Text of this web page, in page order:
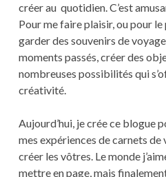
créer au quotidien. C’est
Pour me faire plaisir, ou pour
garder des souvenirs de
moments passés, créer des
nombreuses possibilités qui
créativité.
Aujourd’hui, je crée ce blogue
mes expériences de carnets
créer les vôtres. Le monde
mettre en page, mais